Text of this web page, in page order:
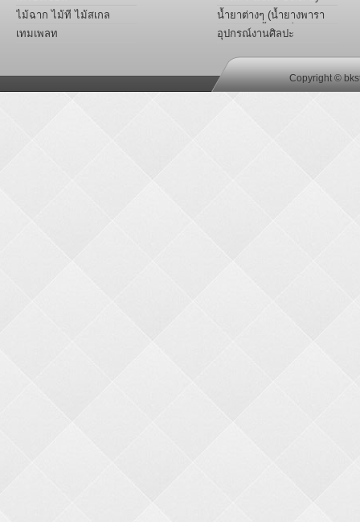
ไม้ฉาก ไม้ที ไม้สเกล
เทมเพลท
Project
น้ำยาต่างๆ (น้ำยางพารา
หล่อเเบบ,น้ำยาเชื่อม
พลาสติก อะครีลิค,น้ำมัน
ลินซีด)
อุปกรณ์งานศิลปะ
Copyright ©